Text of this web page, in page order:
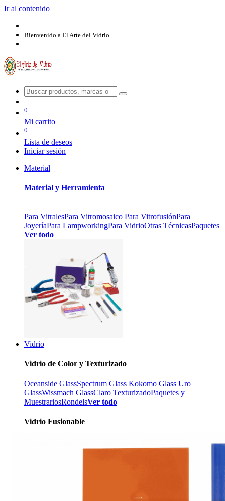
Ir al contenido
Bienvenido a El Arte del Vidrio
0
Mi carrito
0
Lista de deseos
Iniciar sesión
Material
Material y Herramienta
Para VitralesPara Vitromosaico Para VitrofusiónPara
JoyeríaPara LampworkingPara VidrioOtras TécnicasPaquetes
Ver todo
Vidrio
Vidrio de Color y Texturizado
Oceanside GlassSpectrum Glass Kokomo Glass Uro
GlassWissmach GlassClaro TexturizadoPaquetes y
MuestrariosRondelsVer todo
Vidrio Fusionable